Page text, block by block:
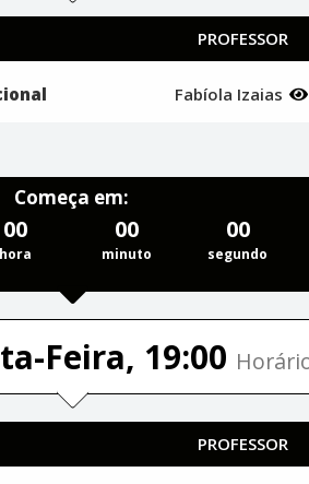
PROFESSOR
Fabíola Izaias
Começa em:
00
hora
00
minuto
00
segundo
Feira, 19:00
PROFESSOR